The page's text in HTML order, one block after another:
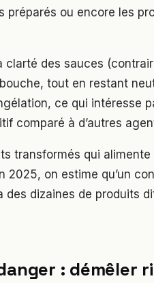
ou encore les
clarté des sauces
tout en restant
ce qui intéresse
comparé à d’autres
transformés qui
2025, on estime qu’un
dizaines de produits
: démêler